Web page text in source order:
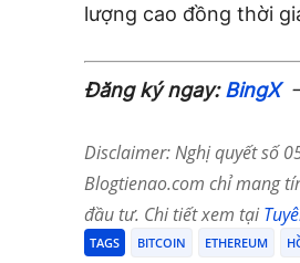
lượng cao đồng thời
Đăng ký ngay:BingX–
Disclaimer: Nghị quyết số
Blogtienao.com chỉ mang
đầu tư. Chi tiết xem tại
TAGS BITCOIN ETHEREUM